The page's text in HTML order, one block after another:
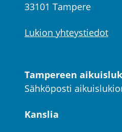
33101 Tampere
Lukion yhteystiedot
Tampereen
Sähköposti
Kanslia